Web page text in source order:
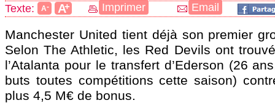
Texte: A- A+ Imprimer Email
Manchester United tient déjà son premier
Selon The Athletic, les Red Devils ont
l’Atalanta pour le transfert d’Ederson (26
buts toutes compétitions cette saison)
plus 4,5 M€ de bonus.